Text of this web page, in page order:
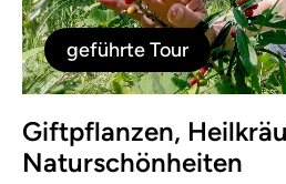
geführte Tour
Giftpflanzen,
Naturschönheiten